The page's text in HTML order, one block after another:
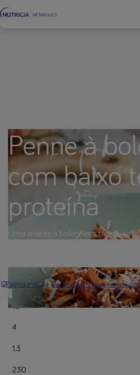
Penne à
com baixo
proteína
Uma massa à bolonhesa rápida,
proteico, com Loprofin Penne*.
Página inicial Receitas com baixo teor de
15
4
1.3
230